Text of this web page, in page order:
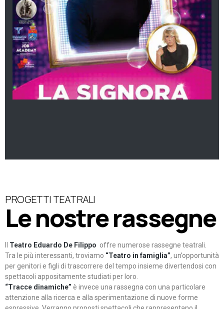
PROGETTI TEATRALI
Le nostre rassegne
Teatro Eduardo De Filippo offre numerose rassegne teatrali.
Tra le più interessanti, troviamo “Teatro in famiglia”, un’opportunità
per genitori e figli di trascorrere del tempo insieme divertendosi con
spettacoli appositamente studiati per loro.
“Tracce dinamiche” è invece una rassegna con una particolare
attenzione alla ricerca e alla sperimentazione di nuove forme